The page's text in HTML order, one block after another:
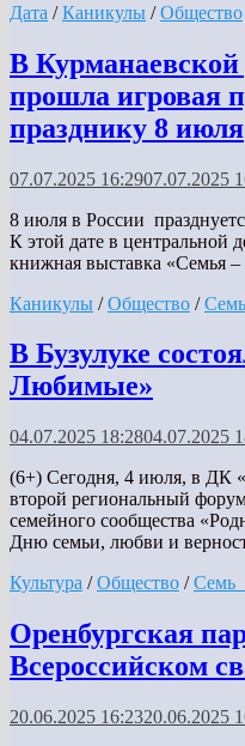
Дата /Каникулы /Общество
В Курманаевской
прошла игровая
празднику 8 июля
07.07.2025 16:2907.07.2025
8 июля в России
К этой дате в центральной
книжная выставка «Семья
Каникулы /Общество /
В Бузулуке
Любимые»
04.07.2025 18:2804.07.2025
(6+) Сегодня, 4 июля, в ДК
второй региональный
семейного сообщества
Дню семьи, любви и
Культура /Общество /
Оренбургская
Всероссийском
20.06.2025 16:2320.06.2025